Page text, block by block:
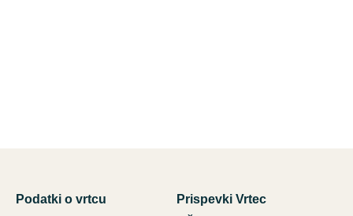
Podatki o vrtcu Prispevki Vrtec